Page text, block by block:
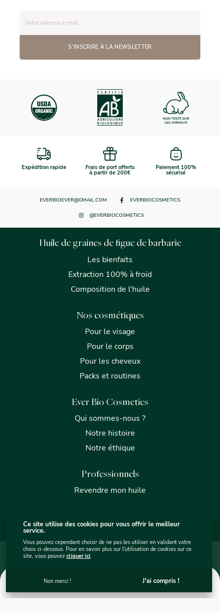
S'INSCRIRE À LA NEWSLETTER
Ce site utilise des cookies pour vous offrir le meilleur
service.
Vous pouvez cependant choisir de ne pas les utiliser en validant votre
choix ci-dessous. Pour en savoir plus sur l'utilisation de cookies sur ce
site, vous pouvezcliquer ici.
Non merci ! J'ai compris !
Expédition rapide Frais de port offerts
à partir de 200€
Paiement 100%
sécurisé
EVERBIOEVER@GMAIL.COM EVERBIOCOSMETICS
@EVERBIOCOSMETICS
Huile de graines de figue de barbarie
Les bienfaits
Extraction 100% à froid
Composition de l'huile
Nos cosmétiques
Pour le visage
Pour le corps
Pour les cheveux
Packs et routines
Ever Bio Cosmetics
Qui sommes-nous ?
Notre histoire
Notre éthique
Professionnels
Revendre mon huile
Mentions légales
Plan du site internet - Ever Bio Cosmétics